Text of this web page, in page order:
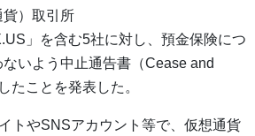
貨）取引所
」を含む5社に対し、預金保険につ
いよう中止通告書（Cease and
たことを発表した。
トやSNSアカウント等で、仮想通貨